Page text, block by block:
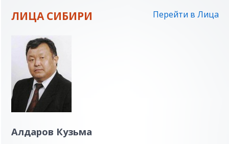
ЛИЦА СИБИРИ Перейти в Лица
Алдаров Кузьма